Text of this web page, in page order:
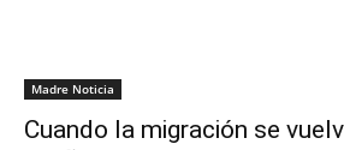
Madre Noticia
Cuando la migración se